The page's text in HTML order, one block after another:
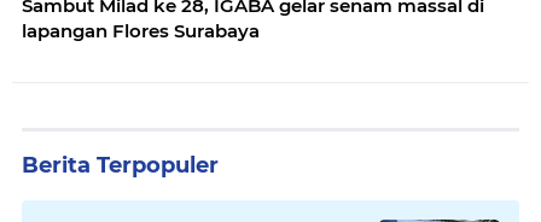
Sambut Milad ke 28, IGABA gelar senam massal di
lapangan Flores Surabaya
Berita Terpopuler